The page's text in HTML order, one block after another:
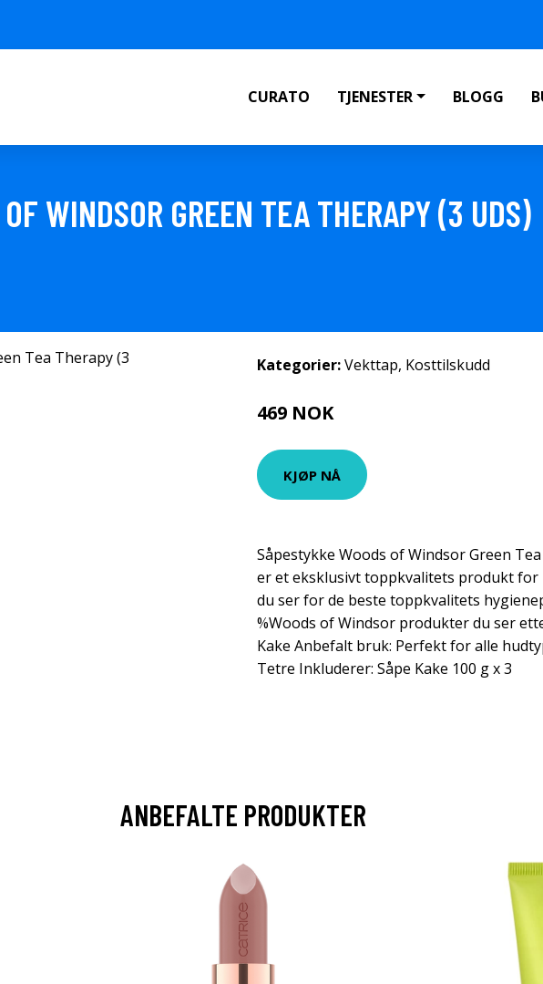
CURATO TJENESTER BLOGG
WINDSOR GREEN TEA THERAPY (3 UDS)
Kategorier:Vekttap, Kosttilskudd
469 NOK
KJØP NÅ
Såpestykke Woods of Windsor Green
er et eksklusivt toppkvalitets produkt for
du ser for de beste toppkvalitets
%Woods of Windsor produkter du ser
Kake Anbefalt bruk: Perfekt for alle
Tetre Inkluderer: Såpe Kake 100 g x 3
ANBEFALTE PRODUKTER